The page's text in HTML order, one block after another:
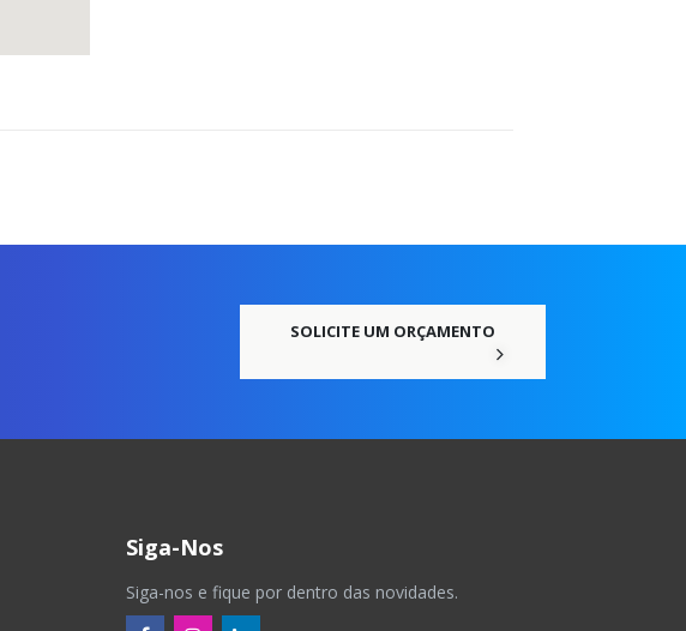
SOLICITE UM ORÇAMENTO
Siga-Nos
Siga-nos e fique por dentro das novidades.